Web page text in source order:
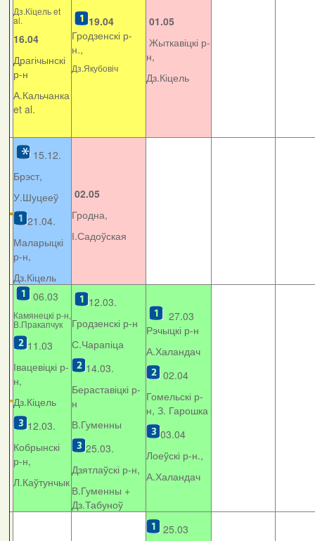
Дз.Кіцель et
al.
16.04
Драгічынскі
р-н
А.Кальчанка
et al.
19.04
Гродзенскі р-
н.,
Дз.Якубовіч
01.05
Жыткавіцкі р-
н,
Дз.Кіцель
15.12.
Брэст,
У.Шуцееў
21.04.
Маларыцкі
р-н,
Дз.Кіцель
02.05
Гродна,
І.Садоўская
06.03
Камянецкі р-н,
В.Пракапчук
11.03
Івацевіцкі р-
н,
Дз.Кіцель
12.03.
Кобрынскі
р-н,
Л.Каўтунчык
12.03.
Гродзенскі р-н
С.Чарапіца
14.03.
Бераставіцкі р-
н
В.Гуменны
25.03.
Дзятлаўскі р-н,
В.Гуменны +
Дз.Табуноў
27.03
Рэчыцкі р-н
А.Халандач
02.04
Гомельскі р-
н, З. Гарошка
03.04
Лоеўскі р-н.,
А.Халандач
25.03